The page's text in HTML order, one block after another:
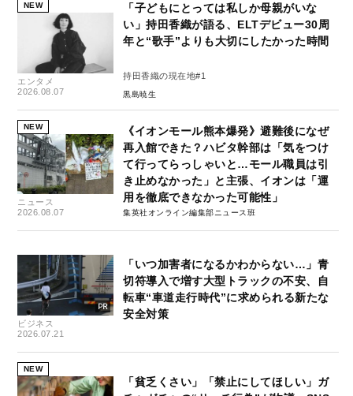
NEW
エンタメ
2026.08.07
「子どもにとっては私しか母親がいな
い」持田香織が語る、ELTデビュー30周
年と“歌手”よりも大切にしたかった時間
持田香織の現在地#1
黒島暁生
NEW
ニュース
2026.08.07
《イオンモール熊本爆発》避難後になぜ
再入館できた？ハビタ幹部は「気をつけ
て行ってらっしゃいと…モール職員は引
き止めなかった」と主張、イオンは「運
用を徹底できなかった可能性」
集英社オンライン編集部ニュース班
ビジネス
2026.07.21
「いつ加害者になるかわからない…」青
切符導入で増す大型トラックの不安、自
転車“車道走行時代”に求められる新たな
安全対策
NEW
「貧乏くさい」「禁止にしてほしい」ガ